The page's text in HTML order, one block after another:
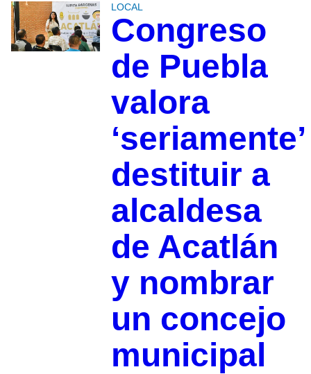
LOCAL
Congreso
de Puebla
valora
‘seriamente’
destituir a
alcaldesa
de Acatlán
y nombrar
un concejo
municipal